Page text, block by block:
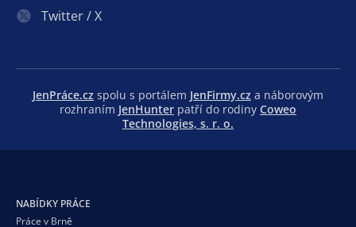
Twitter / X
JenPráce.cz spolu s portálem JenFirmy.cz a náborovým
rozhraním JenHunter patří do rodiny Coweo
Technologies, s. r. o.
NABÍDKY PRÁCE
Práce v Brně